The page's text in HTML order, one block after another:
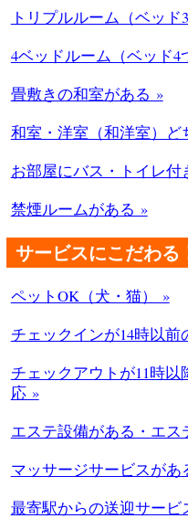
トリプルルーム（ベッ
4ベッドルーム（ベッド4
畳敷きの和室がある »
和室・洋室（和洋室）
お部屋にバス・トイレ付
禁煙ルームがある »
サービスにこだわる
ペットOK（犬・猫） »
チェックインが14時以
チェックアウトが11時
応 »
エステ設備がある・エ
マッサージサービスがあ
最寄駅からの送迎サービ